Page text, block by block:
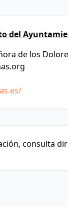
del
de los
consulta